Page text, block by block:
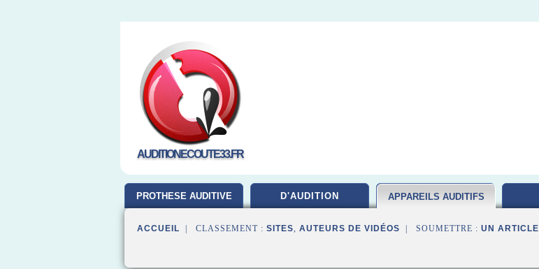
AUDITIONECOUTE33.FR
PROTHESE AUDITIVE D'AUDITION APPAREILS AUDITIFS
ACCUEIL | CLASSEMENT : SITES, AUTEURS DE VIDÉOS | SOUMETTRE : UN ARTICLE